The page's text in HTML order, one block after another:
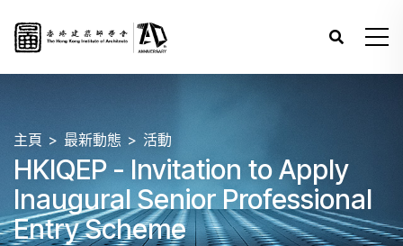
主頁 最新動態 活動
HKIQEP - Invitation to Apply
Inaugural Senior Professional
Entry Scheme